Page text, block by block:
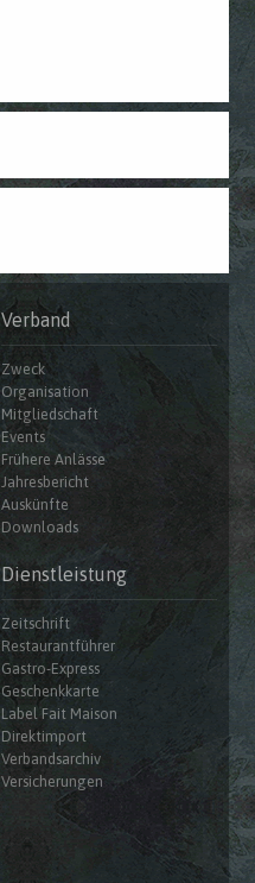
Verband
Zweck
Organisation
Mitgliedschaft
Events
Frühere Anlässe
Jahresbericht
Auskünfte
Downloads
Dienstleistung
Zeitschrift
Restaurantführer
Gastro-Express
Geschenkkarte
Label Fait Maison
Direktimport
Verbandsarchiv
Versicherungen